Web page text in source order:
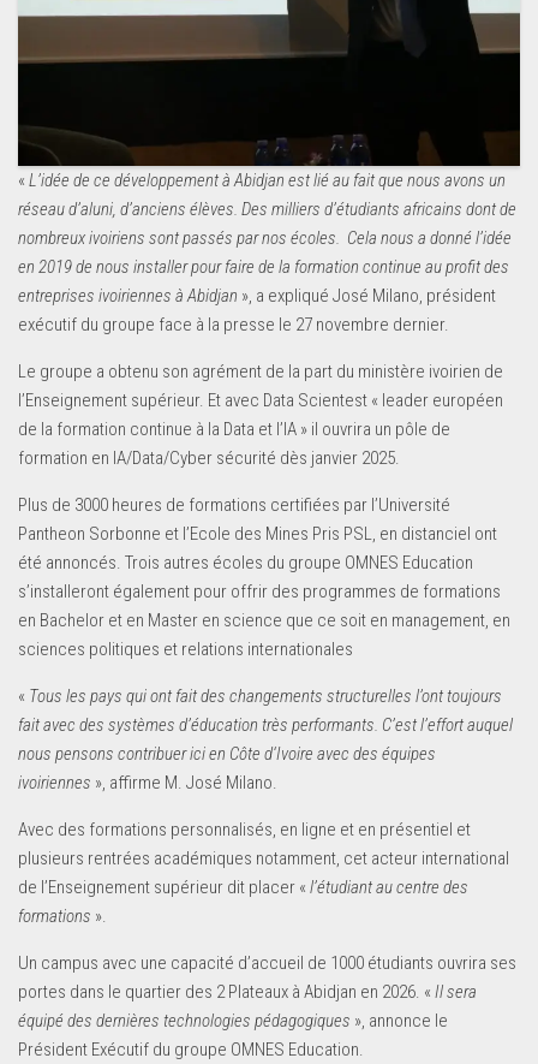
« L’idée de ce développement à Abidjan est lié au fait que nous avons un
réseau d’aluni, d’anciens élèves. Des milliers d’étudiants africains dont de
nombreux ivoiriens sont passés par nos écoles. Cela nous a donné l’idée
en 2019 de nous installer pour faire de la formation continue au profit des
entreprises ivoiriennes à Abidjan », a expliqué José Milano, président
exécutif du groupe face à la presse le 27 novembre dernier.
Le groupe a obtenu son agrément de la part du ministère ivoirien de
l’Enseignement supérieur. Et avec Data Scientest « leader européen
de la formation continue à la Data et l’IA » il ouvrira un pôle de
formation en IA/Data/Cyber sécurité dès janvier 2025.
Plus de 3000 heures de formations certifiées par l’Université
Pantheon Sorbonne et l’Ecole des Mines Pris PSL, en distanciel ont
été annoncés. Trois autres écoles du groupe OMNES Education
s’installeront également pour offrir des programmes de formations
en Bachelor et en Master en science que ce soit en management, en
sciences politiques et relations internationales
« Tous les pays qui ont fait des changements structurelles l’ont toujours
fait avec des systèmes d’éducation très performants. C’est l’effort auquel
nous pensons contribuer ici en Côte d‘Ivoire avec des équipes
ivoiriennes », affirme M. José Milano.
Avec des formations personnalisés, en ligne et en présentiel et
plusieurs rentrées académiques notamment, cet acteur international
de l’Enseignement supérieur dit placer « l’étudiant au centre des
formations ».
Un campus avec une capacité d’accueil de 1000 étudiants ouvrira ses
portes dans le quartier des 2 Plateaux à Abidjan en 2026. « Il sera
équipé des dernières technologies pédagogiques », annonce le
Président Exécutif du groupe OMNES Education.